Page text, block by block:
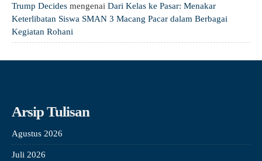
Trump Decides mengenai Dari Kelas ke Pasar: Menakar
Keterlibatan Siswa SMAN 3 Macang Pacar dalam Berbagai
Kegiatan Rohani
Arsip Tulisan
Agustus 2026
Juli 2026